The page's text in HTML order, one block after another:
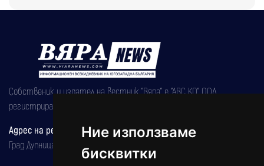
Ние използваме
бисквитки
Собственик и издател на вестник "Вяра" е "АВС КО" ООД,
регистрирана на 08.05.2002 година.
Адрес на редакцията
Град Дупница, ул.''Христо Ботев" 43